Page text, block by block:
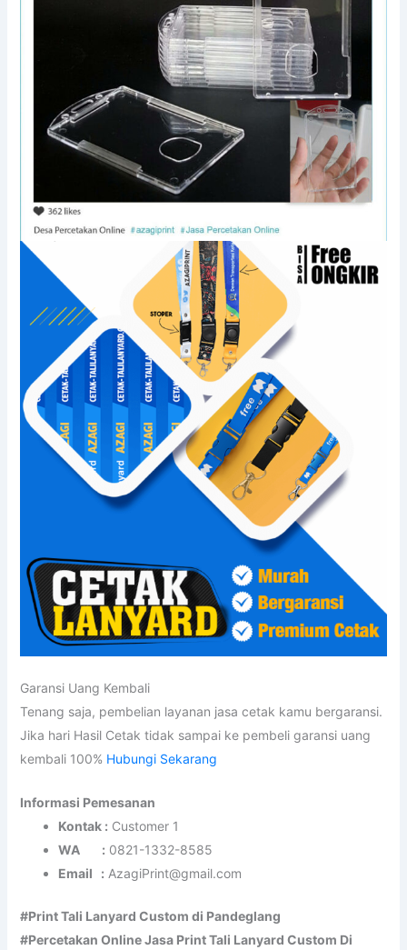
Garansi Uang Kembali
Tenang saja, pembelian layanan jasa cetak kamu bergaransi.
Jika hari Hasil Cetak tidak sampai ke pembeli garansi uang
kembali 100% Hubungi Sekarang
Informasi Pemesanan
Kontak : Customer 1
WA : 0821-1332-8585
Email : AzagiPrint@gmail.com
#Print Tali Lanyard Custom di Pandeglang
#Percetakan Online Jasa Print Tali Lanyard Custom Di